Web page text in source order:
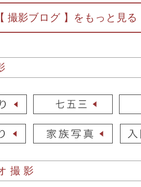
【 撮影ブログ 】をもっと見
撮影